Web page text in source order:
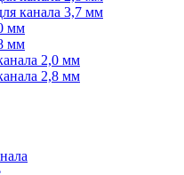
канала 3,7 мм
мм
мм
2,0 мм
2,8 мм